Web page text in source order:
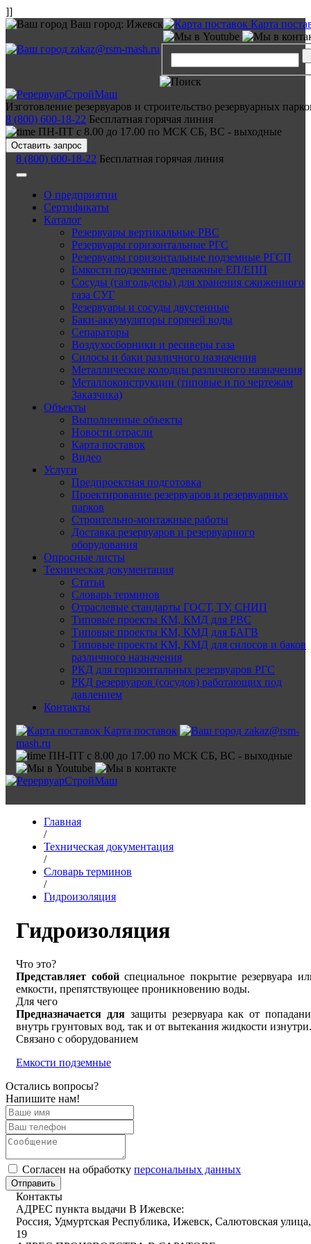
]]
Ваш город: Ижевск Карта
zakaz@rsm-mash.ru
Изготовление резервуаров и строительство резервуарных
8 (800) 600-18-22 Бесплатная горячая линия
ПН-ПТ с 8.00 до 17.00 по МСК СБ, ВС - выходные
Оставить запрос
8 (800) 600-18-22 Бесплатная горячая линия
О предприятии
Сертификаты
Каталог
Резервуары вертикальные РВС
Резервуары горизонтальные РГС
Резервуары горизонтальные подземные РГСП
Емкости подземные дренажные ЕП/ЕПП
Сосуды (газгольдеры) для хранения сжиженного
газа СУГ
Резервуары и сосуды двустенные
Баки-аккумуляторы горячей воды
Сепараторы
Воздухосборники и ресиверы газа
Силосы и баки различного назначения
Металлические колодцы различного назначения
Металлоконструкции (типовые и по чертежам
Заказчика)
Объекты
Выполненные объекты
Новости отрасли
Карта поставок
Видео
Услуги
Предпроектная подготовка
Проектирование резервуаров и резервуарных
парков
Строительно-монтажные работы
Доставка резервуаров и резервуарного
оборудования
Опросные листы
Техническая документация
Статьи
Словарь терминов
Отраслевые стандарты ГОСТ, ТУ, СНИП
Типовые проекты КМ, КМД для РВС
Типовые проекты КМ, КМД для БАГВ
Типовые проекты КМ, КМД для силосов и баков
различного назначения
РКД для горизонтальных резервуаров РГС
РКД резервуаров (сосудов) работающих под
давлением
Контакты
Карта поставок
zakaz@rsm-
mash.ru
ПН-ПТ с 8.00 до 17.00 по МСК СБ, ВС - выходные
Главная
/
Техническая документация
/
Словарь терминов
/
Гидроизоляция
Гидроизоляция
Что это?
Представляет собойспециальное покрытие резервуара
емкости, препятствующее проникновению воды.
Для чего
Предназначается длязащиты резервуара как от
внутрь грунтовых вод, так и от вытекания жидкости изнутри.
Связано с оборудованием
Емкости подземные
Остались вопросы?
Напишите нам!
Cогласен на обработку персональных данных
Отправить
Контакты
АДРЕС пункта выдачи В Ижевске:
Россия, Удмуртская Республика, Ижевск, Салютовская улица,
19